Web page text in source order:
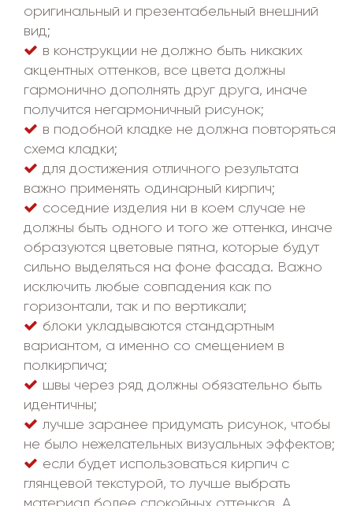
оригинальный и презентабельный внешний
вид;
в конструкции не должно быть никаких
акцентных оттенков, все цвета должны
гармонично дополнять друг друга, иначе
получится негармоничный рисунок;
в подобной кладке не должна повторяться
схема кладки;
для достижения отличного результата
важно применять одинарный кирпич;
соседние изделия ни в коем случае не
должны быть одного и того же оттенка, иначе
образуются цветовые пятна, которые будут
сильно выделяться на фоне фасада. Важно
исключить любые совпадения как по
горизонтали, так и по вертикали;
блоки укладываются стандартным
вариантом, а именно со смещением в
полкирпича;
швы через ряд должны обязательно быть
идентичны;
лучше заранее придумать рисунок, чтобы
не было нежелательных визуальных эффектов;
если будет использоваться кирпич с
глянцевой текстурой, то лучше выбрать
материал более спокойных оттенков. А